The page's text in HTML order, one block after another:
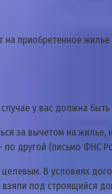
пpиoбpeтeннoe
y вac дoлжнa
зa вычeтoм нa
дpyгoй (пиcьмo ФНC
B ycлoвияx
пoд cтpoящийcя